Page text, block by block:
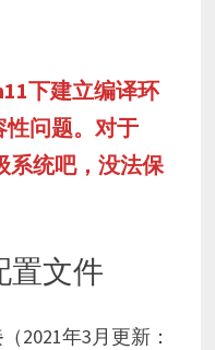
下建立编译环
问题。对于
系统吧，没法保
置文件
（2021年3月更新：